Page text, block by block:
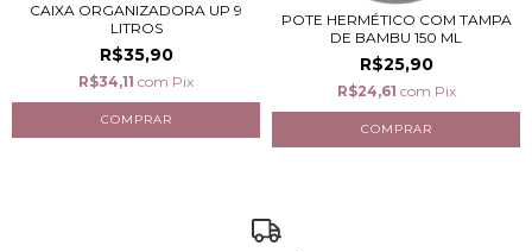
CAIXA ORGANIZADORA UP 9
LITROS
R$35,90
R$34,11 com Pix
POTE HERMÉTICO COM TAMPA
DE BAMBU 150 ML
R$25,90
R$24,61 com Pix